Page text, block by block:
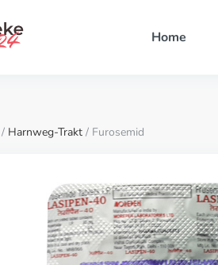
Home
/ Harnweg-Trakt / Furosemid